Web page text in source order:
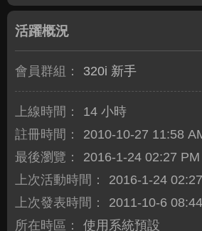
活躍概況
會員群組： 320i 新手
上線時間：
14 小時
註冊時間：
2010-10-27 11:58
最後瀏覽：
2016-1-24 02:27 PM
上次活動時間：
2016-1-24
上次發表時間：
2011-10-6
所在時區：
使用系統預設